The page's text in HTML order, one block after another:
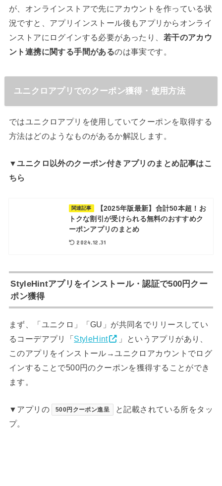
が、オンラインストアで先にアカウントを作っている状
況ですと、アプリインストール後もアプリからオンライ
ンストアにログインする必要があったり、 若干のアカウ
ント連携に関する手間があるのは事実です。
ユニクロアプリでのクーポン獲得・使用方法
ではユニクロアプリを使用していてクーポンを取得する
方法はどのようなものがあるか解説します。
▼ユニクロ以外のクーポン付きアプリのまとめ記事はこ
ちら
関連記事
【2025年版最新】合計50本超！お
トクな割引が受けられる無料のおすすめク
ーポンアプリのまとめ
2024.12.31
StyleHintアプリをインストール・認証で500円クー
ポン獲得
まず、「ユニクロ」「GU」が共同名でリリースしてい
るコーデアプリ「StyleHint
」というアプリがあり、
このアプリをインストール→ユニクロアカウントでログ
インすることで500円のクーポンを獲得することができ
ます。
▼アプリの 500円クーポン進呈
と記載されている所をタッ
プ。